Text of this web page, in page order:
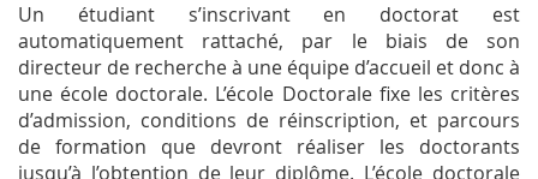
Un étudiant s’inscrivant en doctorat est
automatiquement rattaché, par le biais de son
directeur de recherche à une équipe d’accueil et donc à
une école doctorale. L’école Doctorale fixe les critères
d’admission, conditions de réinscription, et parcours
de formation que devront réaliser les doctorants
jusqu’à l’obtention de leur diplôme. L’école doctorale